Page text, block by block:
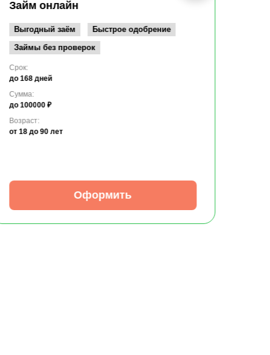
Займ онлайн
Выгодный заём
Быстрое одобрение
Займы без проверок
Срок:
до 168 дней
Сумма:
до 100000 ₽
Возраст:
от 18 до 90 лет
Оформить